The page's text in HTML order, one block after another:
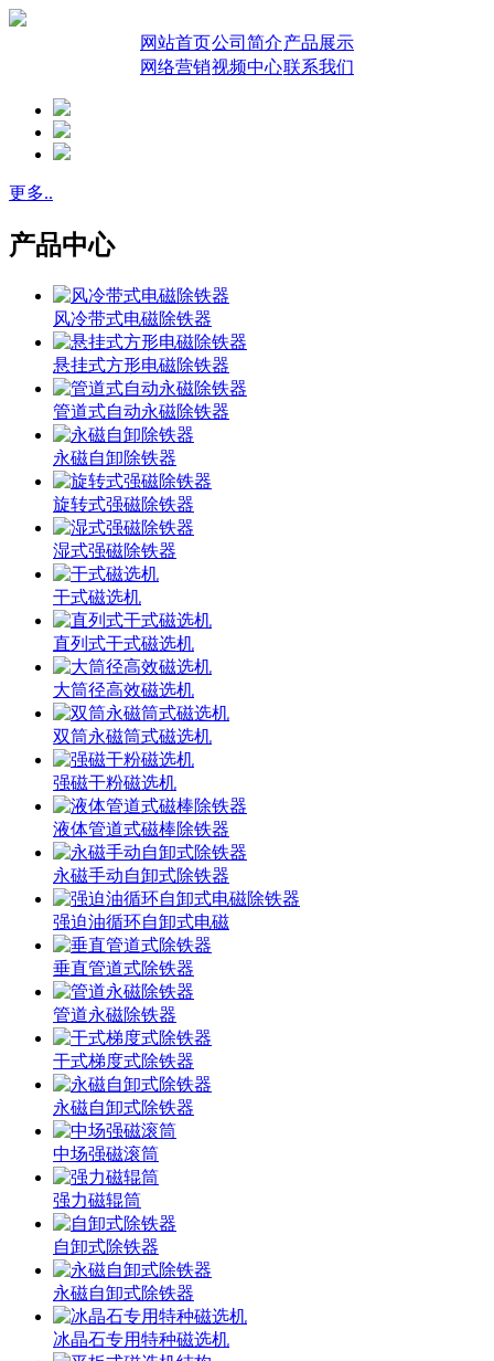
网站首页公司简介产品展示
网络营销视频中心联系我们
更多..
产品中心
风冷带式电磁除铁器
悬挂式方形电磁除铁器
管道式自动永磁除铁器
永磁自卸除铁器
旋转式强磁除铁器
湿式强磁除铁器
干式磁选机
直列式干式磁选机
大筒径高效磁选机
双筒永磁筒式磁选机
强磁干粉磁选机
液体管道式磁棒除铁器
永磁手动自卸式除铁器
强迫油循环自卸式电磁
垂直管道式除铁器
管道永磁除铁器
干式梯度式除铁器
永磁自卸式除铁器
中场强磁滚筒
强力磁辊筒
自卸式除铁器
永磁自卸式除铁器
冰晶石专用特种磁选机